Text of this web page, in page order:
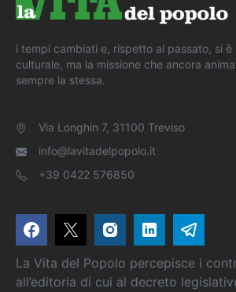
i tempi cambiati e, rispetto al passato, si
culturale, ma la missione che ancora
sempre la stessa.
Via Longhin 7, 31100 Treviso
info@lavitadelpopolo.it
+39 0422 576850
La Vita del Popolo percepisce i
all’editoria di cui al decreto